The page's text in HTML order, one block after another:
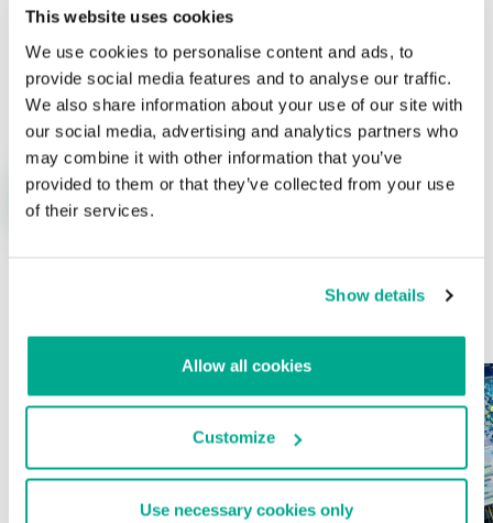
This website uses cookies
We use cookies to personalise content and ads, to
provide social media features and to analyse our traffic.
We also share information about your use of our site with
our social media, advertising and analytics partners who
may combine it with other information that you’ve
provided to them or that they’ve collected from your use
of their services.
Show details
Allow all cookies
Customize
Use necessary cookies only
Nombre* Correo electrónico*